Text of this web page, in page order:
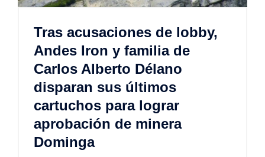
Tras acusaciones de lobby,
Andes Iron y familia de
Carlos Alberto Délano
disparan sus últimos
cartuchos para lograr
aprobación de minera
Dominga